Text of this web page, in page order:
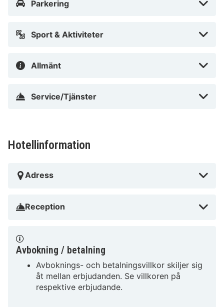
Parkering
Sport & Aktiviteter
Allmänt
Service/Tjänster
Hotellinformation
Adress
Reception
Avbokning / betalning
Avboknings- och betalningsvillkor skiljer sig
åt mellan erbjudanden. Se villkoren på
respektive erbjudande.